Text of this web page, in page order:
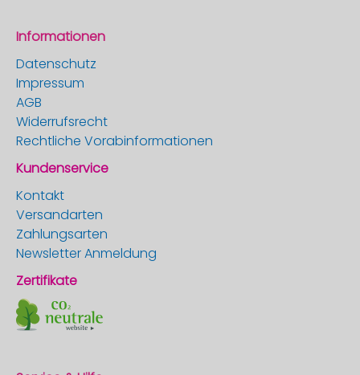
Informationen
Datenschutz
Impressum
AGB
Widerrufsrecht
Rechtliche Vorabinformationen
Kundenservice
Kontakt
Versandarten
Zahlungsarten
Newsletter Anmeldung
Zertifikate